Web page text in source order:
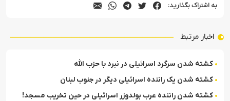
به اشتراک بگذارید:
اخبار مرتبط
کشته شدن سرگرد اسرائیلی در نبرد با حزب الله
کشته شدن یک راننده اسرائیلی دیگر در جنوب لبنان
کشته شدن راننده عرب بولدوزر اسرائیلی در حین تخریب مسجد!